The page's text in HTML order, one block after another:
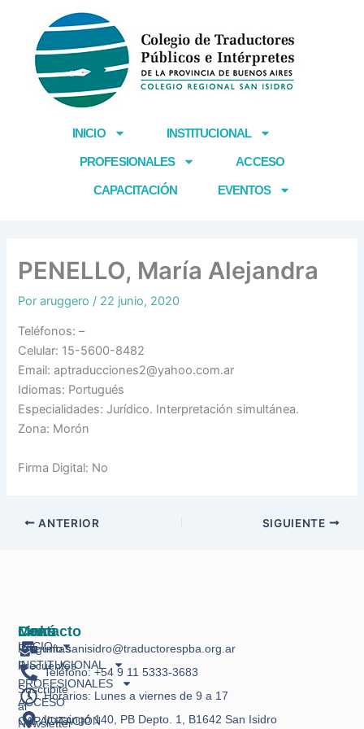
contenido
INICIO INSTITUCIONAL
PROFESIONALES ACCESO
CAPACITACIÓN EVENTOS
PENELLO, María Alejandra
Poraruggero / 22 junio, 2020
Teléfonos: –
Celular: 15-5600-8482
Email: aptraducciones2@yahoo.com.ar
Idiomas: Portugués
Especialidades: Jurídico. Interpretación simultánea.
Zona: Morón
Firma Digital: No
ANTERIOR SIGUIENTE
Links
Preguntas
Frecuentes
Suscribite
al
Newsletter
Menú
INICIO
INSTITUCIONAL
PROFESIONALES
ACCESO
CAPACITACIÓN
Contacto
info.sanisidro@traductorespba.org.ar
Teléfono: +54 9 11 5333-3683
Horarios: Lunes a viernes de 9 a 17
Ituzaingó 140, PB Depto. 1, B1642 San Isidro